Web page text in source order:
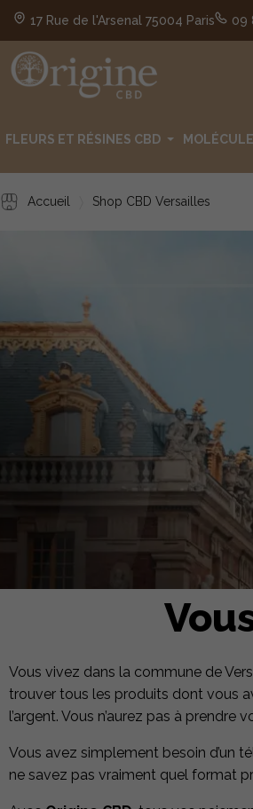
17 Rue de l'Arsenal 75004 Paris 09
FLEURS ET RÉSINES CBD
Accueil Shop CBD Versailles
Vous vivez dans la commune de
trouver tous les produits dont vous
l’argent. Vous n’aurez pas à
Vous avez simplement besoin d’un
ne savez pas vraiment quel format